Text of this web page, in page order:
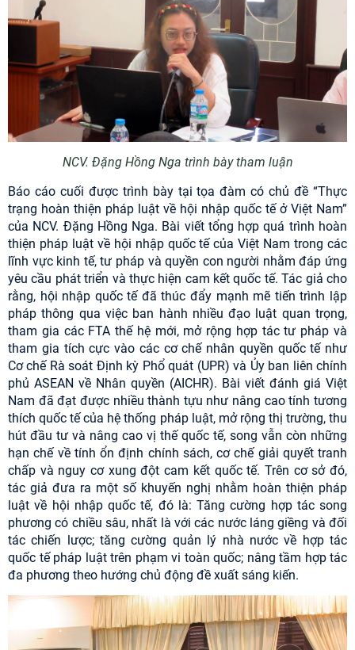
NCV. Đặng Hồng Nga trình bày tham luận
Báo cáo cuối được trình bày tại tọa đàm có chủ đề “Thực
trạng hoàn thiện pháp luật về hội nhập quốc tế ở Việt Nam”
của NCV. Đặng Hồng Nga. Bài viết tổng hợp quá trình hoàn
thiện pháp luật về hội nhập quốc tế của Việt Nam trong các
lĩnh vực kinh tế, tư pháp và quyền con người nhằm đáp ứng
yêu cầu phát triển và thực hiện cam kết quốc tế. Tác giả cho
rằng, hội nhập quốc tế đã thúc đẩy mạnh mẽ tiến trình lập
pháp thông qua việc ban hành nhiều đạo luật quan trọng,
tham gia các FTA thế hệ mới, mở rộng hợp tác tư pháp và
tham gia tích cực vào các cơ chế nhân quyền quốc tế như
Cơ chế Rà soát Định kỳ Phổ quát (UPR) và Ủy ban liên chính
phủ ASEAN về Nhân quyền (AICHR). Bài viết đánh giá Việt
Nam đã đạt được nhiều thành tựu như nâng cao tính tương
thích quốc tế của hệ thống pháp luật, mở rộng thị trường, thu
hút đầu tư và nâng cao vị thế quốc tế, song vẫn còn những
hạn chế về tính ổn định chính sách, cơ chế giải quyết tranh
chấp và nguy cơ xung đột cam kết quốc tế. Trên cơ sở đó,
tác giả đưa ra một số khuyến nghị nhằm hoàn thiện pháp
luật về hội nhập quốc tế, đó là: Tăng cường hợp tác song
phương có chiều sâu, nhất là với các nước láng giềng và đối
tác chiến lược; tăng cường quản lý nhà nước về hợp tác
quốc tế pháp luật trên phạm vi toàn quốc; nâng tầm hợp tác
đa phương theo hướng chủ động đề xuất sáng kiến.